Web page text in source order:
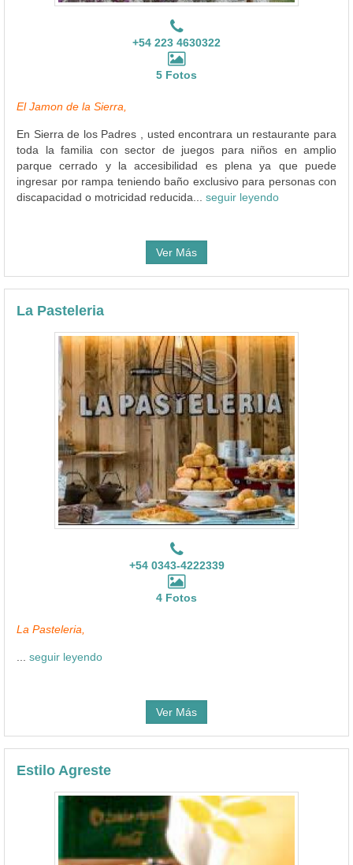
+54 223 4630322
5 Fotos
El Jamon de la Sierra,
En Sierra de los Padres , usted encontrara un restaurante para
toda la familia con sector de juegos para niños en amplio
parque cerrado y la accesibilidad es plena ya que puede
ingresar por rampa teniendo baño exclusivo para personas con
discapacidad o motricidad reducida... seguir leyendo
Ver Más
La Pasteleria
+54 0343-4222339
4 Fotos
La Pasteleria,
seguir leyendo
Ver Más
Estilo Agreste